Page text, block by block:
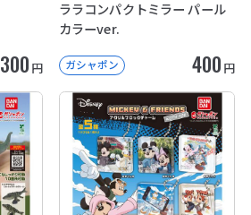
300 円
ララコンパクトミラー パール
カラーver.
ガシャポン 400 円